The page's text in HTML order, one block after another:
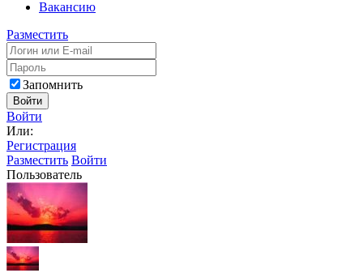
Вакансию
Разместить
Запомнить
Войти
Войти
Или:
Регистрация
Разместить Войти
Пользователь